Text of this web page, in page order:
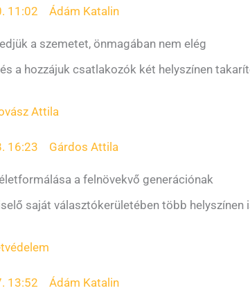
11:02 Ádám Katalin
a szemetet, önmagában nem elég
a hozzájuk csatlakozók két helyszínen
Attila
16:23 Gárdos Attila
a felnövekvő generációnak
saját választókerületében több helyszínen
13:52 Ádám Katalin